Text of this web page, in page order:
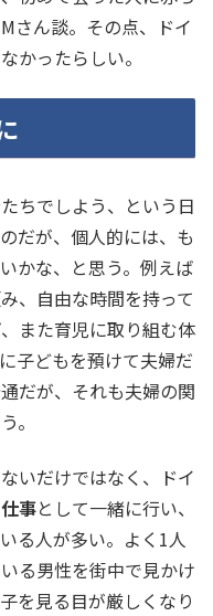
さん談。その点、ドイ
かったらしい。
ちでしよう、という日
だが、個人的には、も
かな、と思う。例えば
、自由な時間を持って
また育児に取り組む体
子どもを預けて夫婦だ
だが、それも夫婦の関
。
いだけではなく、ドイ
事として一緒に行い、
る人が多い。よく1人
る男性を街中で見かけ
を見る目が厳しくなり